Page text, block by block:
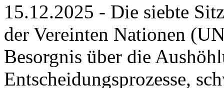
15.12.2025 - Die siebte
der Vereinten Nationen
Besorgnis über die
Entscheidungsprozesse,